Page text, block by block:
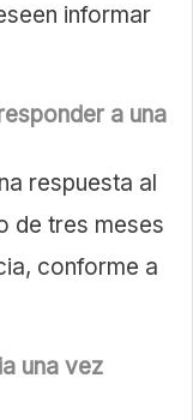
informar
a una
respuesta al
de tres meses
conforme a
una vez